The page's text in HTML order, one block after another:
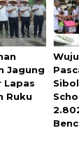
Jagung
Lapas
Ruku